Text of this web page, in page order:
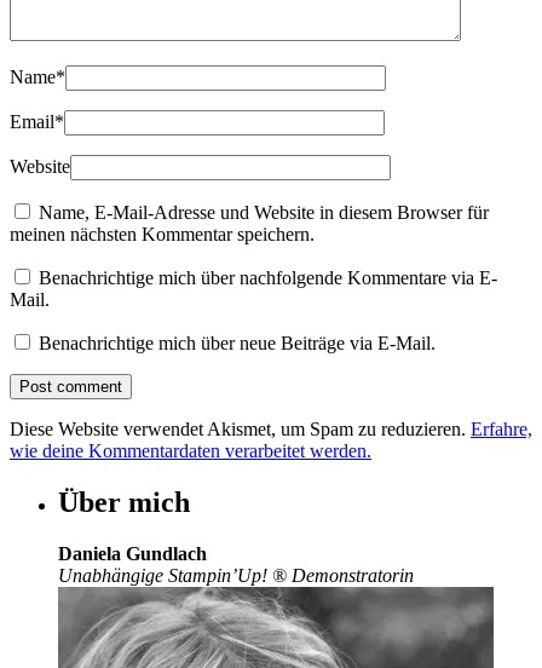
Name*
Email*
Website
Name, E-Mail-Adresse und Website in diesem Browser für
meinen nächsten Kommentar speichern.
Benachrichtige mich über nachfolgende Kommentare via E-
Mail.
Benachrichtige mich über neue Beiträge via E-Mail.
Diese Website verwendet Akismet, um Spam zu reduzieren. Erfahre,
wie deine Kommentardaten verarbeitet werden.
Über mich
Daniela Gundlach
Unabhängige Stampin’Up! ® Demonstratorin